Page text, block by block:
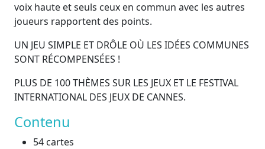
voix haute et seuls ceux en commun avec les autres
joueurs rapportent des points.
UN JEU SIMPLE ET DRÔLE OÙ LES IDÉES COMMUNES
SONT RÉCOMPENSÉES !
PLUS DE 100 THÈMES SUR LES JEUX ET LE FESTIVAL
INTERNATIONAL DES JEUX DE CANNES.
Contenu
54 cartes